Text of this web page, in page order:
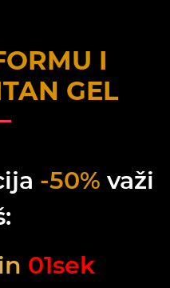
I
GEL
-50% važi
01sek